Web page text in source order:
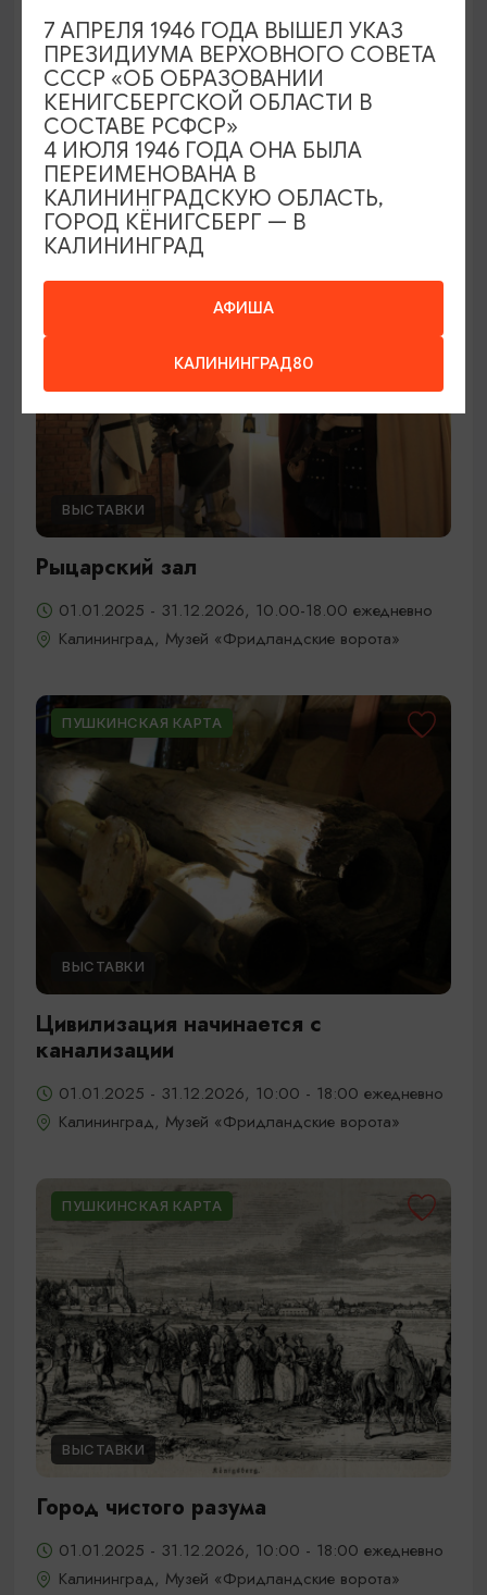
Постоянная экспозиция в Маяке пос.
Заливино
01.01.2025 - 31.12.2026, среда - воскресенье
11:00 -16:00
Полесск, Маяк, Полесский р-н, пос. Заливино
ВЫСТАВКИ
Рыцарский зал
01.01.2025 - 31.12.2026, 10.00-18.00 ежедневно
Калининград, Музей «Фридландские ворота»
ПУШКИНСКАЯ КАРТА
ВЫСТАВКИ
Цивилизация начинается с
канализации
01.01.2025 - 31.12.2026, 10:00 - 18:00 ежедневно
Калининград, Музей «Фридландские ворота»
ПУШКИНСКАЯ КАРТА
ВЫСТАВКИ
Город чистого разума
01.01.2025 - 31.12.2026, 10:00 - 18:00 ежедневно
Калининград, Музей «Фридландские ворота»
АФИША
КАЛИНИНГРАД80
7 АПРЕЛЯ 1946 ГОДА ВЫШЕЛ УКАЗ
ПРЕЗИДИУМА ВЕРХОВНОГО СОВЕТА
СССР «ОБ ОБРАЗОВАНИИ
КЕНИГСБЕРГСКОЙ ОБЛАСТИ В
СОСТАВЕ РСФСР»
4 ИЮЛЯ 1946 ГОДА ОНА БЫЛА
ПЕРЕИМЕНОВАНА В
КАЛИНИНГРАДСКУЮ ОБЛАСТЬ,
ГОРОД КЁНИГСБЕРГ — В
КАЛИНИНГРАД